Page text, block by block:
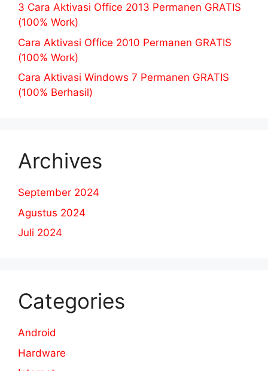
3 Cara Aktivasi Office 2013 Permanen GRATIS
(100% Work)
Cara Aktivasi Office 2010 Permanen GRATIS
(100% Work)
Cara Aktivasi Windows 7 Permanen GRATIS
(100% Berhasil)
Archives
September 2024
Agustus 2024
Juli 2024
Categories
Android
Hardware